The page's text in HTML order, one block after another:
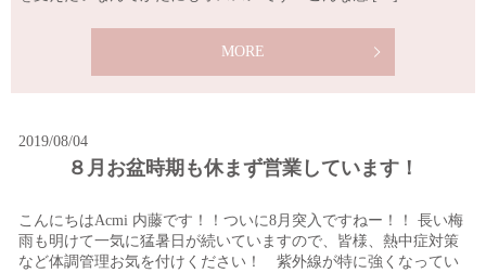
MORE
2019/08/04
８月お盆時期も休まず営業しています！
こんにちはAcmi 内藤です！！ついに8月突入ですねー！！ 長い梅
雨も明けて一気に猛暑日が続いていますので、皆様、熱中症対策
など体調管理お気を付けください！ 紫外線が特に強くなってい